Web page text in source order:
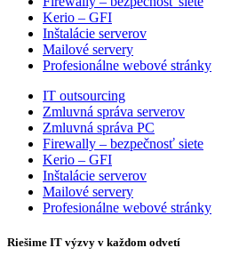
Kerio – GFI
Inštalácie serverov
Mailové servery
Profesionálne webové stránky
IT outsourcing
Zmluvná správa serverov
Zmluvná správa PC
Firewally – bezpečnosť siete
Kerio – GFI
Inštalácie serverov
Mailové servery
Profesionálne webové stránky
Riešime IT výzvy v každom odvetí